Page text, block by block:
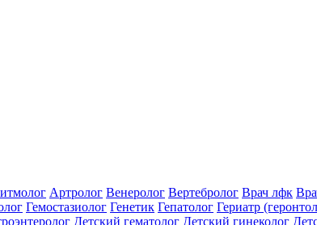
Артролог Венеролог Вертебролог Врач лфк
Гемостазиолог Генетик Гепатолог Гериатр
Детский гематолог Детский гинеколог